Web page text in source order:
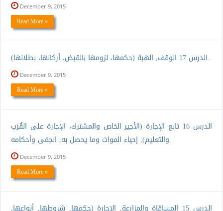
December 9, 2015
Read More »
الدرس 17 الوقف, الهبة (حكمها، لزومها بالقبض، أركانها، بطلانها).
December 9, 2015
Read More »
الدرس 16 تابع الإجارة (الأجير الخاص والمشترك، الإجارة على القُرَب
والتعليم), إحياء الموات وما يحصل به, الحِمَى وأحكامه.
December 9, 2015
Read More »
الدرس 15 المساقاة والمزارعة, الإجارة (حكمها, شروطها, أنواعها,